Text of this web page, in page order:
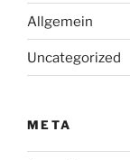
Allgemein
Uncategorized
META